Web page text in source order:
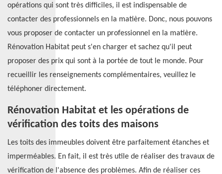
opérations qui sont très difficiles, il est indispensable de
contacter des professionnels en la matière. Donc, nous pouvons
vous proposer de contacter un professionnel en la matière.
Rénovation Habitat peut s'en charger et sachez qu'il peut
proposer des prix qui sont à la portée de tout le monde. Pour
recueillir les renseignements complémentaires, veuillez le
téléphoner directement.
Rénovation Habitat et les opérations de
vérification des toits des maisons
Les toits des immeubles doivent être parfaitement étanches et
imperméables. En fait, il est très utile de réaliser des travaux de
vérification de l'absence des problèmes. Afin de réaliser ces